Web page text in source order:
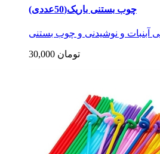
چوب بستنی باریک(50عددی)
آبنبات و نوشیدنی و چوب بستنی
30,000 تومان